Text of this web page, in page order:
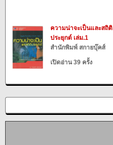
ความน่าจะเป็นและสถิติ
ประยุกต์ เล่ม.1
สำนักพิมพ์ สกายบุ๊คส์
เปิดอ่าน 39 ครั้ง